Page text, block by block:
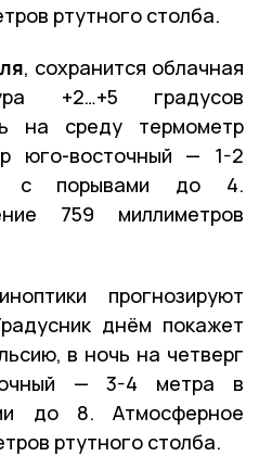
ртутного столба.
, сохранится облачная
+2…+5 градусов
на среду термометр
юго-восточный — 1-2
с порывами до 4.
759 миллиметров
прогнозируют
днём покажет
в ночь на четверг
— 3-4 метра в
до 8. Атмосферное
ртутного столба.